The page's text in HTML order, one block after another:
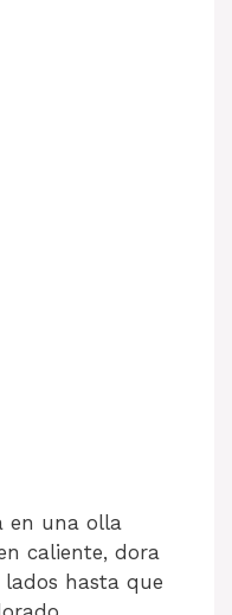
en una olla
caliente, dora
hasta que